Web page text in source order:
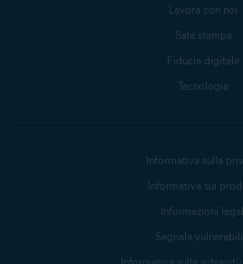
Lavora con noi
Sala stampa
Fiducia digitale
Tecnologia
Informativa sulla
Informativa sui
Informazioni
Segnala